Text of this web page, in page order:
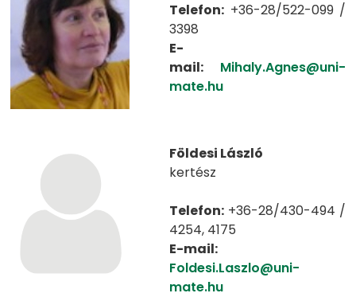
Telefon: +36-28/522-099 /
3398
E-
mail:
Mihaly.Agnes@uni-
mate.hu
Földesi László
kertész
Telefon: +36-28/430-494 /
4254, 4175
E-mail:
Foldesi.Laszlo@uni-
mate.hu